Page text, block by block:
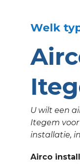
Welk
U wilt een
Itegem
installatie,
Airco